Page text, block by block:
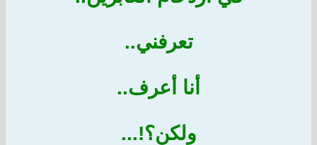
تعرفني..
أنا أعرف..
ولكن؟!...